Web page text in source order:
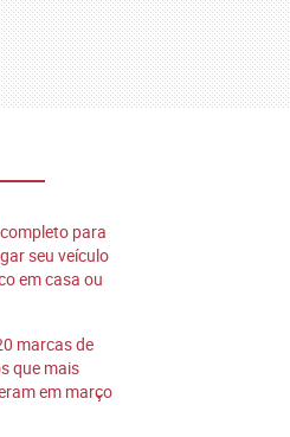
para
seu veículo
em casa ou
marcas de
que mais
em março